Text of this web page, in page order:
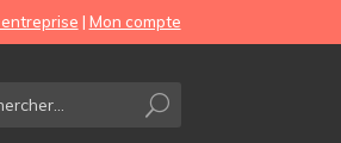
| Mon compte